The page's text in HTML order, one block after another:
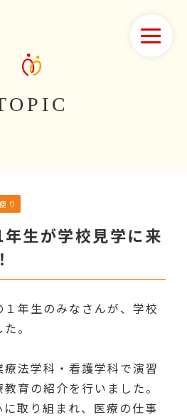
り
生が学校見学に来
年生のみなさんが、学校
。
法学科・看護学科で演習
育の紹介を行いました。
取り組まれ、医療の仕事